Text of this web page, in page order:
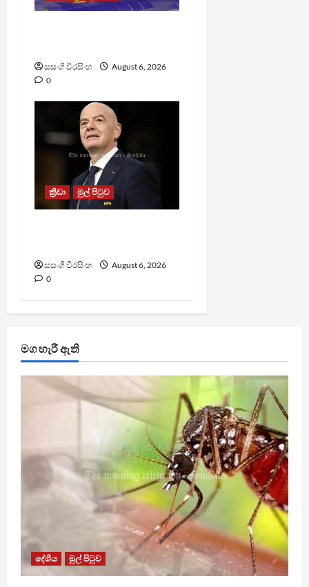
සසංගි වීරසිංහ
August 6, 2026
0
ක්‍රීඩා මුල් පිටුව
සසංගි වීරසිංහ
August 6, 2026
0
මග හැරී ඇති
දේශීය මුල් පිටුව